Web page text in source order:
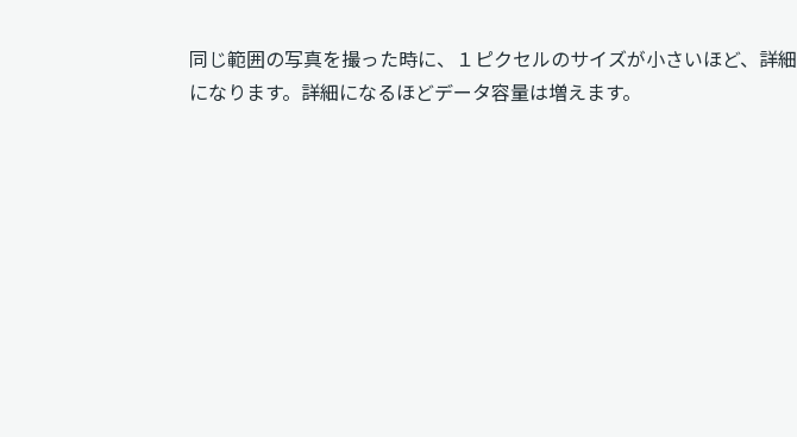
同じ範囲の写真を撮った時に、１ピクセルのサイズが小さいほど、詳細
になります。詳細になるほどデータ容量は増えます。